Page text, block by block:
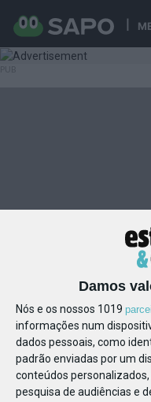
Damos
Nós e os nossos 1019
informações num
dados pessoais, como
padrão enviadas por um
conteúdos
pesquisa de audiências e